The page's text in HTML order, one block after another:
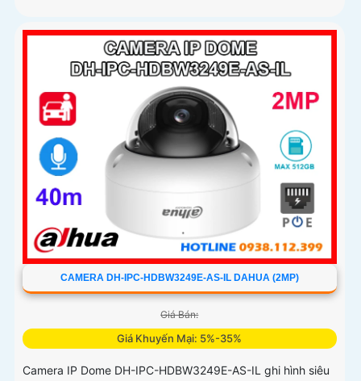
CAMERA DH-IPC-HDBW3249E-AS-IL DAHUA (2MP)
Giá Bán:
Giá Khuyến Mại: 5%-35%
Camera IP Dome DH-IPC-HDBW3249E-AS-IL ghi hình siêu